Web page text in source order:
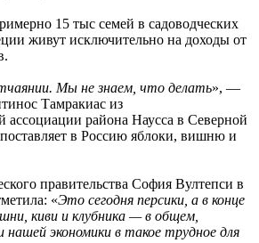
15 тыс семей в садоводческих
живут исключительно на доходы от
Мы не знаем, что делать», —
Тамракиас из
ассоциации района Наусса в Северной
в Россию яблоки, вишню и
правительства София Вултепси в
«Это сегодня персики, а в конце
киви и клубника — в общем,
экономики в такое трудное для